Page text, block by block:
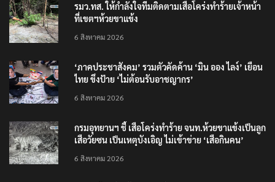
รมว.ทส. ให้กำลังใจทีมติดตามเสือโคร่งทำร้ายเจ้าหน้า
ที่เขตฯห้วยขาแข้ง
6 สิงหาคม 2026
‘ภาคประชาสังคม’ รวมตัวคัดค้าน ‘มิน ออง ไลง์’ เยือน
ไทย ขึงป้าย ‘ไม่ต้อนรับอาชญากร’
6 สิงหาคม 2026
กรมอุทยานฯ ชี้ เสือโคร่งทำร้าย จนท.ห้วยขาแข้งเป็นลูก
เสือวัยซน เป็นเหตุบังเอิญ ไม่เข้าข่าย ‘เสือกินคน’
6 สิงหาคม 2026